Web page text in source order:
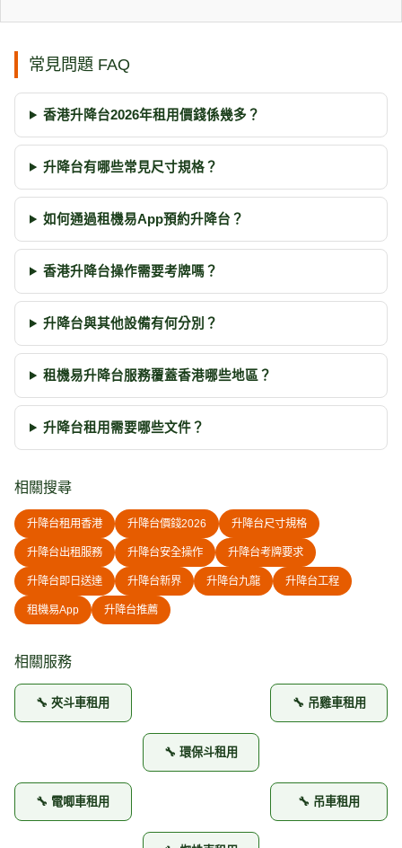
常見問題 FAQ
香港升降台2026年租用價錢係幾多？
升降台有哪些常見尺寸規格？
如何通過租機易App預約升降台？
香港升降台操作需要考牌嗎？
升降台與其他設備有何分別？
租機易升降台服務覆蓋香港哪些地區？
升降台租用需要哪些文件？
相關搜尋
升降台租用香港 升降台價錢2026 升降台尺寸規格
升降台出租服務 升降台安全操作 升降台考牌要求
升降台即日送達 升降台新界 升降台九龍 升降台工程
租機易App 升降台推薦
相關服務
🔧 夾斗車租用 🔧 吊雞車租用
🔧 環保斗租用
🔧 電唧車租用 🔧 吊車租用